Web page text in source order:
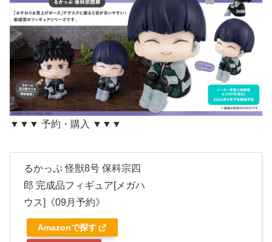
▼▼▼ 予約・購入 ▼▼▼
るかっぷ 怪獣8号 保科宗四
郎 完成品フィギュア[メガハ
ウス]《09月予約》
Amazonで探す